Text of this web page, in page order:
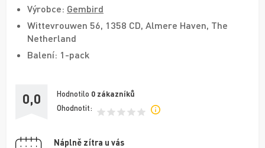
Výrobce: Gembird
Wittevrouwen 56, 1358 CD, Almere Haven, The
Netherland
Balení: 1-pack
0,0 Hodnotilo 0 zákazníků
Ohodnotit:
Náplně zítra u vás